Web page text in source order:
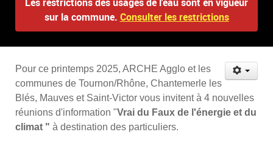
sur la commune. Consulter les restrictions
Pour ce printemps 2025, ARCHE Agglo et les
communes de Tournon/Rhône, Chantemerle les
Blés, Mauves et Saint-Victor vous invitent à 4 nouvelles
réunions d'information "Vrai du Faux de l'énergie et du
climat " à destination des particuliers.